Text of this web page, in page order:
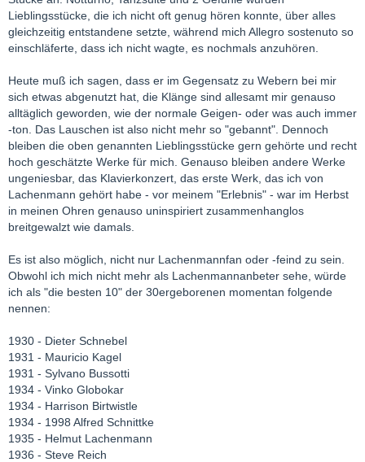
Lieblingsstücke, die ich nicht oft genug hören konnte, über alles
gleichzeitig entstandene setzte, während mich Allegro sostenuto so
einschläferte, dass ich nicht wagte, es nochmals anzuhören.
Heute muß ich sagen, dass er im Gegensatz zu Webern bei mir
sich etwas abgenutzt hat, die Klänge sind allesamt mir genauso
alltäglich geworden, wie der normale Geigen- oder was auch immer
-ton. Das Lauschen ist also nicht mehr so "gebannt". Dennoch
bleiben die oben genannten Lieblingsstücke gern gehörte und recht
hoch geschätzte Werke für mich. Genauso bleiben andere Werke
ungeniesbar, das Klavierkonzert, das erste Werk, das ich von
Lachenmann gehört habe - vor meinem "Erlebnis" - war im Herbst
in meinen Ohren genauso uninspiriert zusammenhanglos
breitgewalzt wie damals.
Es ist also möglich, nicht nur Lachenmannfan oder -feind zu sein.
Obwohl ich mich nicht mehr als Lachenmannanbeter sehe, würde
ich als "die besten 10" der 30ergeborenen momentan folgende
nennen:
1930 - Dieter Schnebel
1931 - Mauricio Kagel
1931 - Sylvano Bussotti
1934 - Vinko Globokar
1934 - Harrison Birtwistle
1934 - 1998 Alfred Schnittke
1935 - Helmut Lachenmann
1936 - Steve Reich